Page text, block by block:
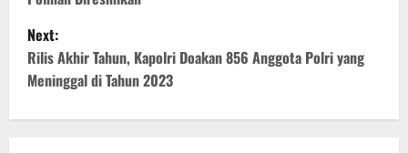
s
t
n
Next:
Rilis Akhir Tahun, Kapolri Doakan 856 Anggota Polri yang
Meninggal di Tahun 2023